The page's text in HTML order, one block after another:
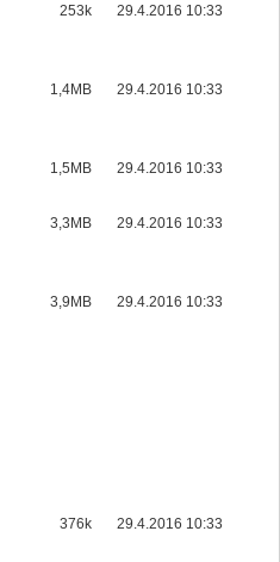
253k 29.4.2016 10:33
1,4MB 29.4.2016 10:33
1,5MB 29.4.2016 10:33
3,3MB 29.4.2016 10:33
3,9MB 29.4.2016 10:33
376k 29.4.2016 10:33